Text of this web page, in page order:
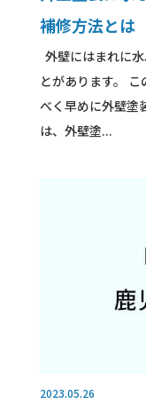
補修方法とは
外壁にはまれに
とがあります。
べく早めに外壁塗
は、外壁塗...
2023.05.26